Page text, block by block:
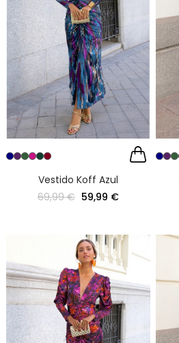
Vestido Koff Azul
69,99 € 59,99 €